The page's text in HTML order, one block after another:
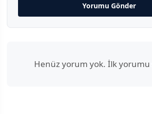
Yorumu Gönder
Henüz yorum yok. İlk yorumu